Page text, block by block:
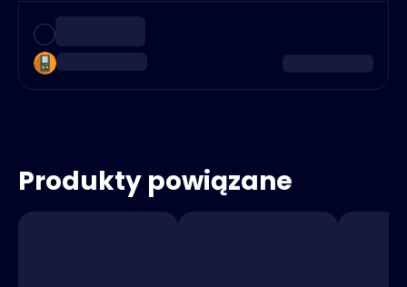
Produkty powiązane